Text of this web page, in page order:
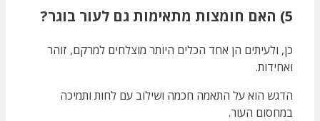
5) האם חומצות מתאימות גם לעור בוגר?
כן, ולעיתים הן אחד הכלים היותר מוצלחים למרקם, זוהר
ואחידות.
הדגש הוא על התאמה חכמה ושילוב עם לחות ותמיכה
במחסום העור.